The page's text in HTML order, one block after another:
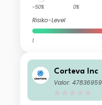
-50% 0%
Risiko-Level
1
Corteva Inc
Valor: 47836959